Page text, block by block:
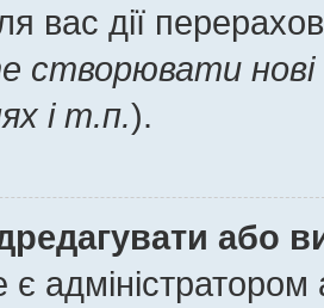
вас дії
створювати
і т.п.).
або